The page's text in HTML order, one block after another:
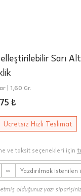
Sarı
| 1,60 Gr.
₺
Ücretsiz Hızlı Teslimat
ve taksit seçenekleri için
∞
olduğunuz yazı